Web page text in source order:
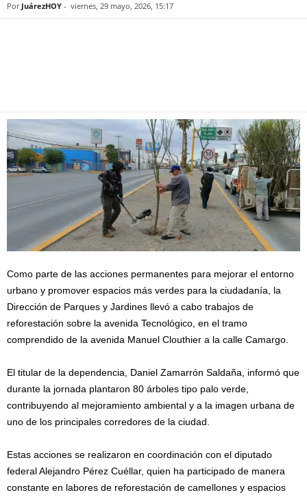
Por JuárezHOY - viernes, 29 mayo, 2026, 15:17
Como parte de las acciones permanentes para mejorar el entorno
urbano y promover espacios más verdes para la ciudadanía, la
Dirección de Parques y Jardines llevó a cabo trabajos de
reforestación sobre la avenida Tecnológico, en el tramo
comprendido de la avenida Manuel Clouthier a la calle Camargo.
El titular de la dependencia, Daniel Zamarrón Saldaña, informó que
durante la jornada plantaron 80 árboles tipo palo verde,
contribuyendo al mejoramiento ambiental y a la imagen urbana de
uno de los principales corredores de la ciudad.
Estas acciones se realizaron en coordinación con el diputado
federal Alejandro Pérez Cuéllar, quien ha participado de manera
constante en labores de reforestación de camellones y espacios